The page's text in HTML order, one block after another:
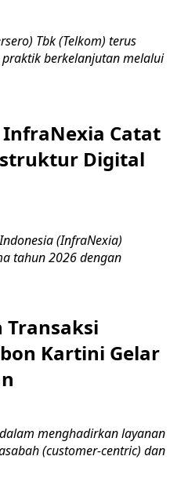
Tbk (Telkom) terus
berkelanjutan melalui
Catat
Digital
Indonesia (InfraNexia)
tahun 2026 dengan
Transaksi
Kartini Gelar
dalam menghadirkan layanan
(customer-centric) dan